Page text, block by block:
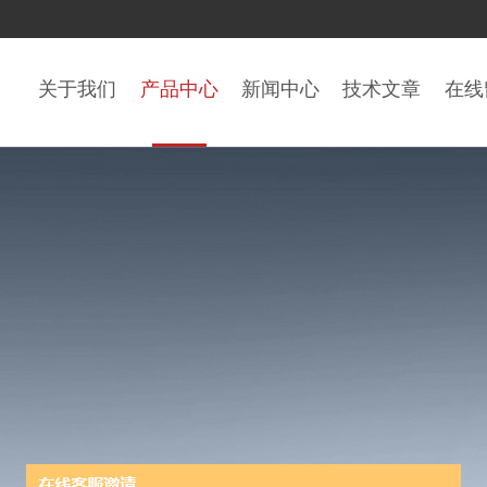
关于我们 产品中心 新闻中心 技术文章 在